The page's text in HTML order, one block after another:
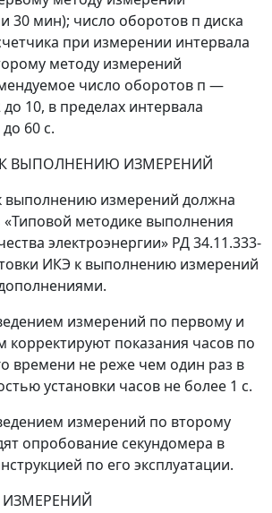
30 мин); число оборотов п диска
при измерении интервала
методу измерений
число оборотов п —
10, в пределах интервала
60 с.
ВЫПОЛНЕНИЮ ИЗМЕРЕНИЙ
выполнению измерений должна
«Типовой методике выполнения
электроэнергии» РД 34.11.333-
ИКЭ к выполнению измерений
измерений по первому и
корректируют показания часов по
времени не реже чем один раз в
установки часов не более 1 с.
измерений по второму
опробование секундомера в
по его эксплуатации.